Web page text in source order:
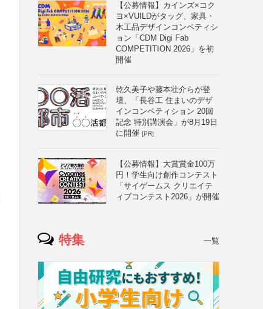
【公募情報】カインズ×コク
ヨ×VUILDがタッグ、家具・
木工品デザインコンペティシ
ョン「CDM Digi Fab
COMPETITION 2026」を初
開催
乾久美子や藤本壮介らが登
壇、「長谷工 住まいのデザ
インコンペティション 20回
記念 特別講演会」が8月19日
に開催 [PR]
【公募情報】大賞賞金100万
円！学生向け創作コンテスト
「サイゲームス クリエイテ
ィブコンテスト2026」が開催
特集 一覧